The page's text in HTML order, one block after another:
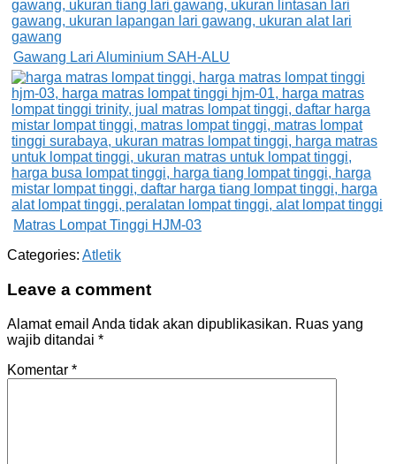
Gawang Lari Aluminium SAH-ALU
Matras Lompat Tinggi HJM-03
Categories: Atletik
Leave a comment
Alamat email Anda tidak akan dipublikasikan. Ruas yang
wajib ditandai *
Komentar *